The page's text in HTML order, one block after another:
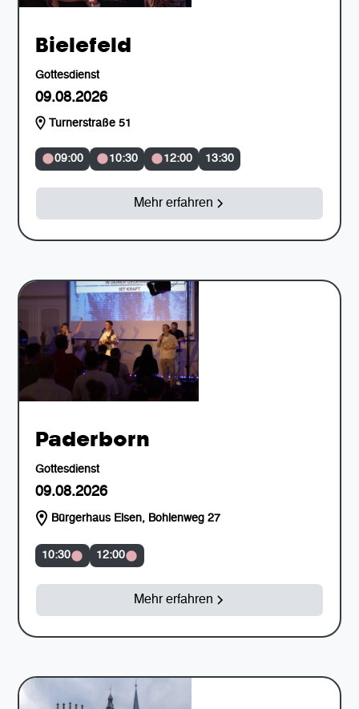
Bielefeld
Gottesdienst
09.08.2026
Turnerstraße 51
09:00 10:30 12:00 13:30
Mehr erfahren
Paderborn
Gottesdienst
09.08.2026
Bürgerhaus Elsen, Bohlenweg 27
10:30 12:00
Mehr erfahren